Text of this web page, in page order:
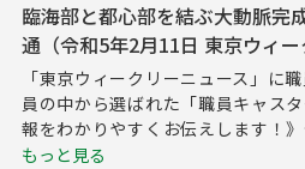
臨海部と都心部を結ぶ大動脈完
通（令和5年2月11日 東京ウィー
「東京ウィークリーニュース」に
員の中から選ばれた「職員キャス
報をわかりやすくお伝えします！
もっと見る